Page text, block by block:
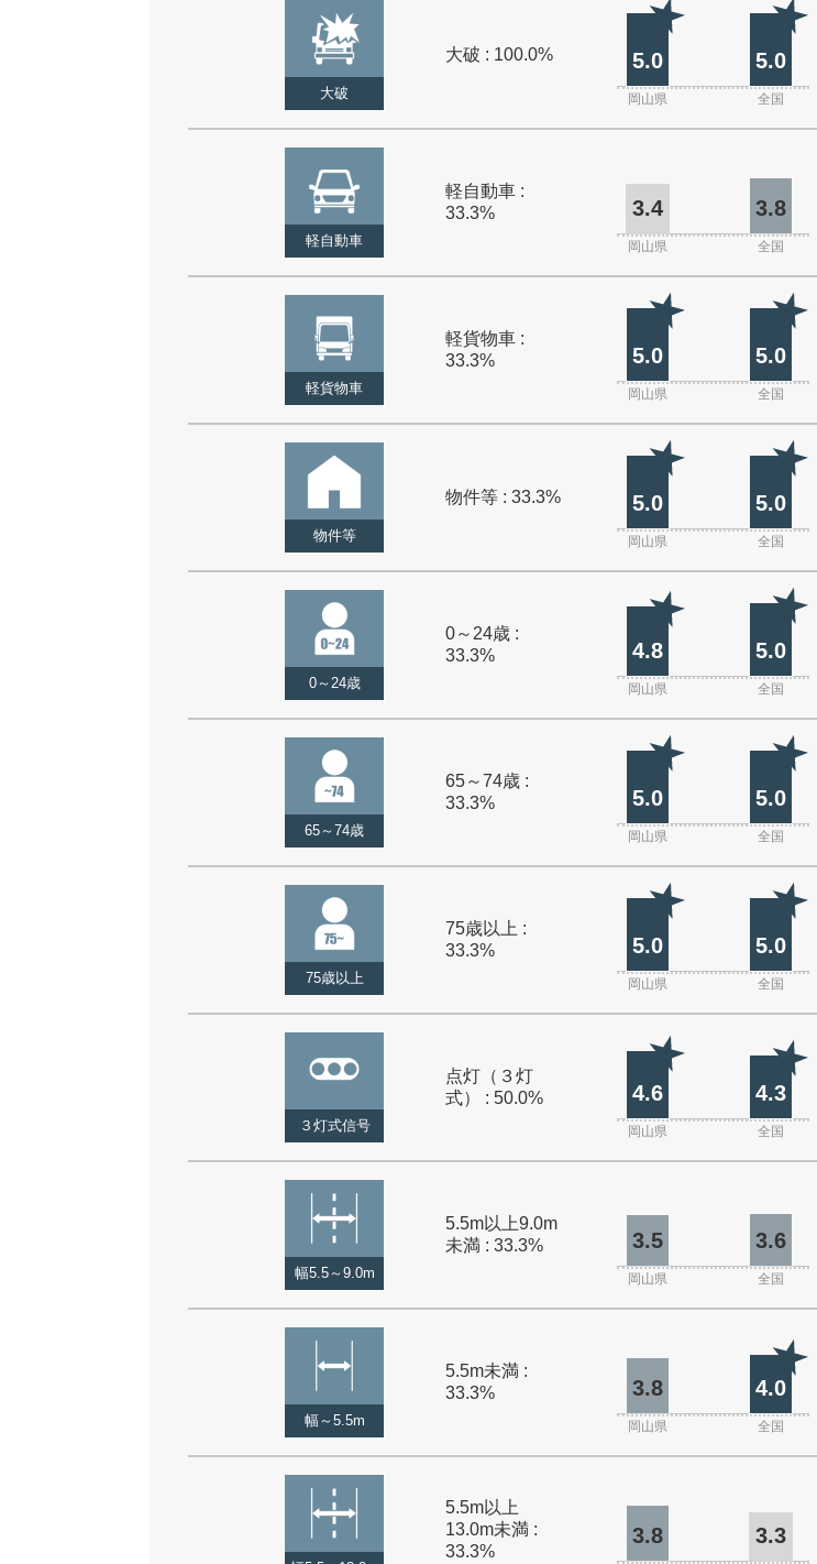
大破
大破 : 100.0% 5.0 5.0
岡山県 全国
軽自動車
軽自動車 :
33.3%
3.4 3.8
岡山県 全国
軽貨物車
軽貨物車 :
33.3%
5.0 5.0
岡山県 全国
物件等
物件等 : 33.3% 5.0 5.0
岡山県 全国
0～24歳
0～24歳 :
33.3%
4.8 5.0
岡山県 全国
65～74歳
65～74歳 :
33.3%
5.0 5.0
岡山県 全国
75歳以上
75歳以上 :
33.3%
5.0 5.0
岡山県 全国
３灯式信号
点灯（３灯
式） : 50.0%
4.6 4.3
岡山県 全国
幅5.5～9.0m
5.5m以上9.0m
未満 : 33.3%
3.5 3.6
岡山県 全国
幅～5.5m
5.5m未満 :
33.3%
3.8 4.0
岡山県 全国
5.5m以上
13.0m未満 :
33.3%
3.8 3.3